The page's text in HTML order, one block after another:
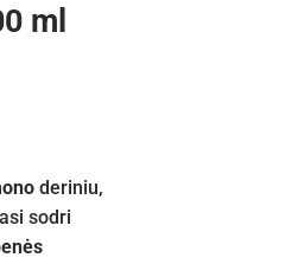
ml
deriniu,
sodri